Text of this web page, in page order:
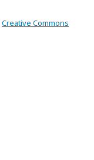
Creative Commons